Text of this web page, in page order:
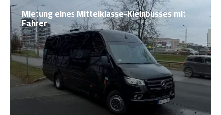
Mietung eines Mittelklasse-Kleinbusses mit
Fahrer